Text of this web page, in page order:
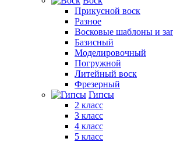
Прикусной воск
Разное
Восковые шаблоны и
Базисный
Моделировочный
Погружной
Литейный воск
Фрезерный
Гипсы
2 класс
3 класс
4 класс
5 класс